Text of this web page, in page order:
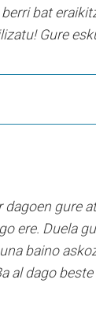
bat
Gure
gure
ere. Duela
baino
al dago